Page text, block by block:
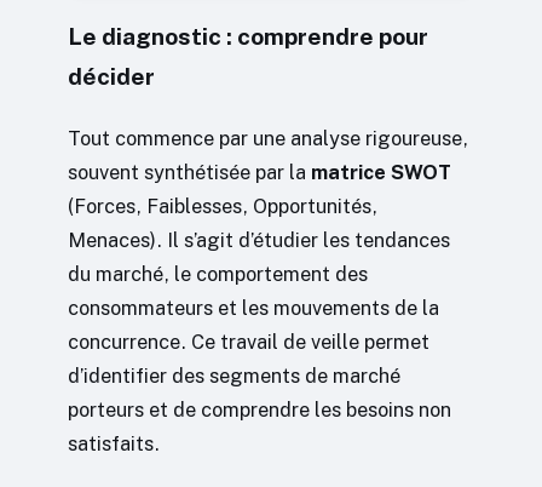
Le diagnostic : comprendre pour
décider
Tout commence par une analyse rigoureuse,
souvent synthétisée par la matrice SWOT
(Forces, Faiblesses, Opportunités,
Menaces). Il s’agit d’étudier les tendances
du marché, le comportement des
consommateurs et les mouvements de la
concurrence. Ce travail de veille permet
d’identifier des segments de marché
porteurs et de comprendre les besoins non
satisfaits.